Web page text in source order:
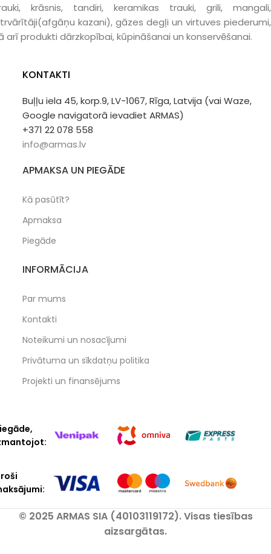
krāsnis, tandiri, keramikas trauki, grili, mangali,
kazani), gāzes degļi un virtuves piederumi,
arī produkti dārzkopībai, kūpināšanai un konservēšanai.
KONTAKTI
Buļļu iela 45, korp.9, LV-1067, Rīga, Latvija (vai Waze,
Google navigatorā ievadiet ARMAS)
+371 22 078 558
info@armas.lv
APMAKSA UN PIEGĀDE
Kā pasūtīt?
Apmaksa
Piegāde
INFORMĀCIJA
Par mums
Kontakti
Noteikumi un nosacījumi
Privātuma un sīkdatņu politika
Projekti un finansējums
© 2025 ARMAS SIA (40103119172). Visas tiesības
aizsargātas.